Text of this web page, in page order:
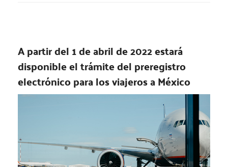
A partir del 1 de abril de 2022 estará
disponible el trámite del preregistro
electrónico para los viajeros a México